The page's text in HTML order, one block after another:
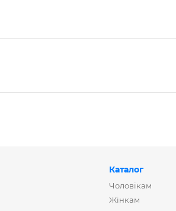
Каталог
Чоловікам
Жінкам